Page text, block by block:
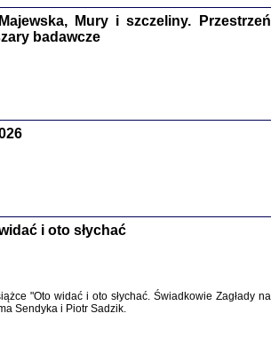
Adler, oprac. i wstępem opatrzyłaMarta Janczewska
2018
Mury i szczeliny. Przestrzeń
badawcze
i oto słychać
"Oto widać i oto słychać. Świadkowie Zagłady na
Sendyka i Piotr Sadzik.